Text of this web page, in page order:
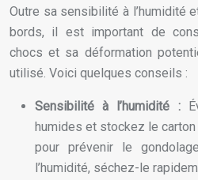
Outre sa sensibilité à l’humidité
bords, il est important de
chocs et sa déformation
utilisé. Voici quelques conseils :
Sensibilité à l’humidité :
humides et stockez le
pour prévenir le
l’humidité, séchez-le